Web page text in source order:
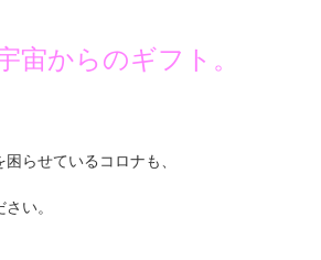
宙からのギフト。
らせているコロナも、
い。